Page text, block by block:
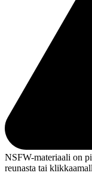
NSFW-materiaali on
reunasta tai